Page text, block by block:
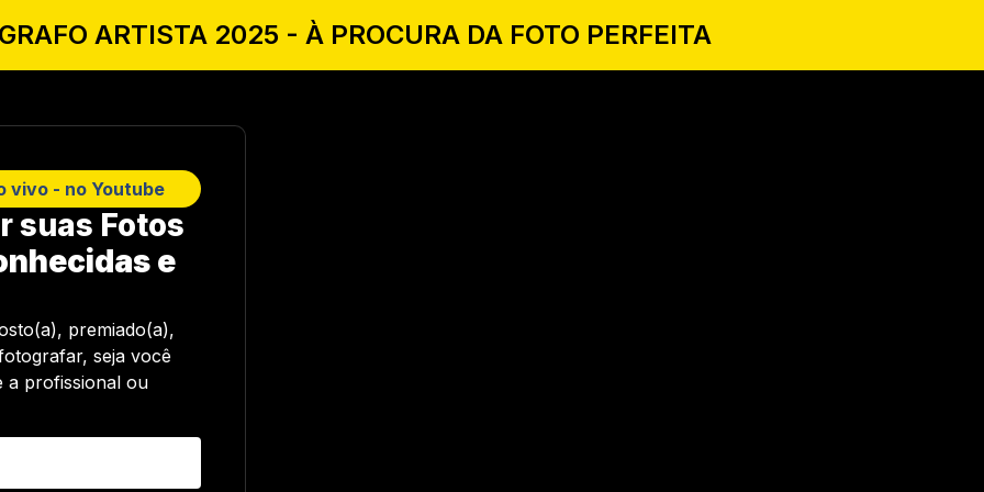
ARTISTA 2025 - À PROCURA DA FOTO PERFEITA
vivo - no Youtube
suas Fotos
e
premiado(a),
seja você
a profissional ou